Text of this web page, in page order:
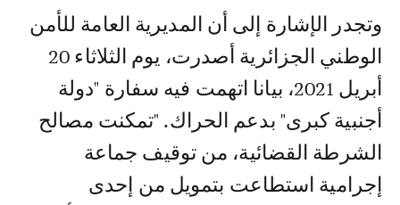
وتجدر الإشارة إلى أن المديرية العامة للأمن
الوطني الجزائرية أصدرت، يوم الثلاثاء 20
أبريل 2021، بيانا اتهمت فيه سفارة "دولة
أجنبية كبرى" بدعم الحراك. "تمكنت مصالح
الشرطة القضائية، من توقيف جماعة
إجرامية استطاعت بتمويل من إحدى